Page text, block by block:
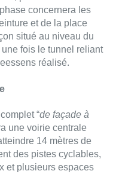
et plusieurs espaces
plantés afin de recréer
l’avenue. Le projet
arbustes et buissons,
les plans ont été
participatif mené avec
Toots Thielemans.
avec quelque